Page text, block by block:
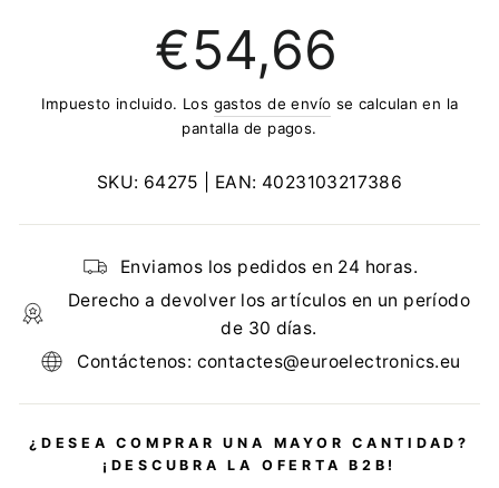
regular
€54,66
Impuesto incluido. Los gastos de envío se calculan en la
pantalla de pagos.
SKU: 64275 | EAN: 4023103217386
Enviamos los pedidos en 24 horas.
Derecho a devolver los artículos en un período
de 30 días.
Contáctenos: contactes@euroelectronics.eu
¿DESEA COMPRAR UNA MAYOR CANTIDAD?
¡DESCUBRA LA OFERTA B2B!